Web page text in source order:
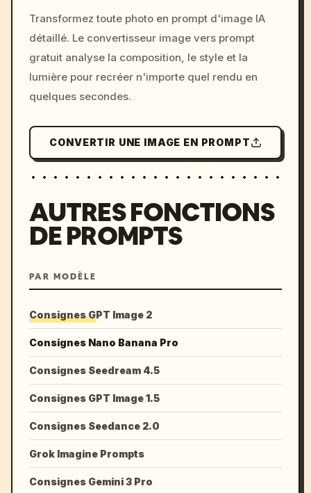
c, cyberpunk sunset, neon
colors, 8k --v 6.0
Transformez toute photo en prompt d'image IA
détaillé. Le convertisseur image vers prompt
gratuit analyse la composition, le style et la
lumière pour recréer n'importe quel rendu en
quelques secondes.
CONVERTIR UNE IMAGE EN PROMPT
AUTRES FONCTIONS
DE PROMPTS
PAR MODÈLE
Consignes GPT Image 2
Consignes Nano Banana Pro
Consignes Seedream 4.5
Consignes GPT Image 1.5
Consignes Seedance 2.0
Grok Imagine Prompts
Consignes Gemini 3 Pro